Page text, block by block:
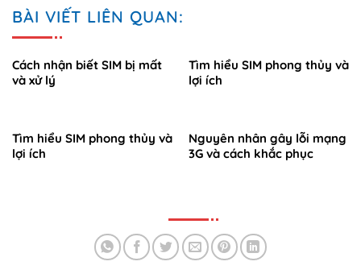
BÀI VIẾT LIÊN QUAN:
Cách nhận biết SIM bị mất
và xử lý
Tìm hiểu SIM phong thủy và
lợi ích
Tìm hiểu SIM phong thủy và
lợi ích
Nguyên nhân gây lỗi mạng
3G và cách khắc phục